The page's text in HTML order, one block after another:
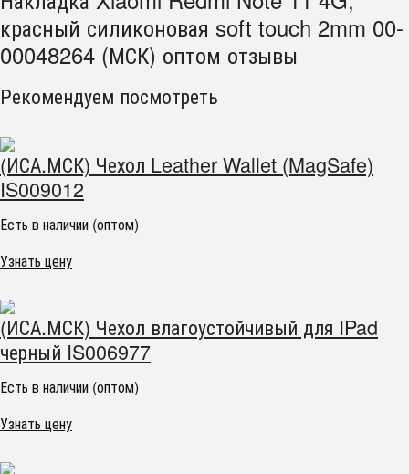
красный силиконовая soft touch 2mm 00-
00048264 (МСК) оптом отзывы
Рекомендуем посмотреть
(ИСА.МСК) Чехол Leather Wallet (MagSafe)
IS009012
Есть в наличии (оптом)
Узнать цену
(ИСА.МСК) Чехол влагоустойчивый для IPad
черный IS006977
Есть в наличии (оптом)
Узнать цену